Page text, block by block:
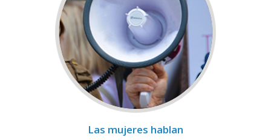
Las mujeres hablan